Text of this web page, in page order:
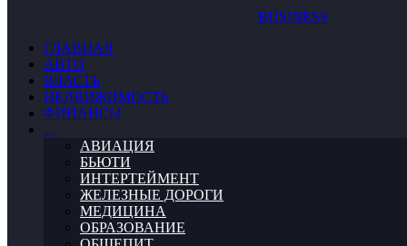
BUSINESS
ГЛАВНАЯ
АВТО
ВЛАСТЬ
НЕДВИЖИМОСТЬ
ФИНАНСЫ
…
АВИАЦИЯ
БЬЮТИ
ИНТЕРТЕЙМЕНТ
ЖЕЛЕЗНЫЕ ДОРОГИ
МЕДИЦИНА
ОБРАЗОВАНИЕ